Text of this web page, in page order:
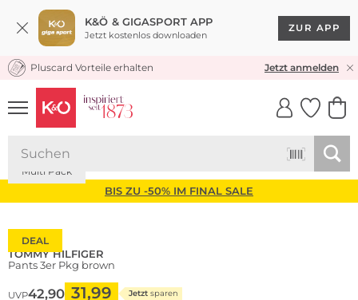
K&Ö & GIGASPORT APP
Jetzt kostenlos downloaden
ZUR APP
KOSTENLOSER VERSAND* & RÜCKVERSAND
Pluscard Vorteile erhalten Jetzt anmelden
UNSERE APP
CLICK &
BIS ZU -50% IM FINAL SALE
DEAL
Multi Pack
TOMMY HILFIGER
Pants 3er Pkg brown
UVP42,90 31,99 Jetzt sparen